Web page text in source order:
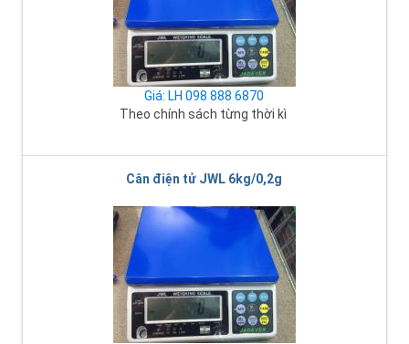
Giá: LH 098 888 6870
Theo chính sách từng thời kì
Cân điện tử JWL 6kg/0,2g